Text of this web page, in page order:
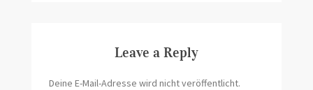
Leave a Reply
Deine E-Mail-Adresse wird nicht veröffentlicht.